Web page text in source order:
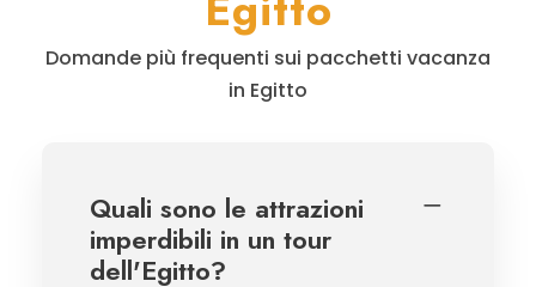
Domande più frequenti sui pacchetti vacanza
in Egitto
Quali sono le attrazioni
imperdibili in un tour
dell'Egitto?